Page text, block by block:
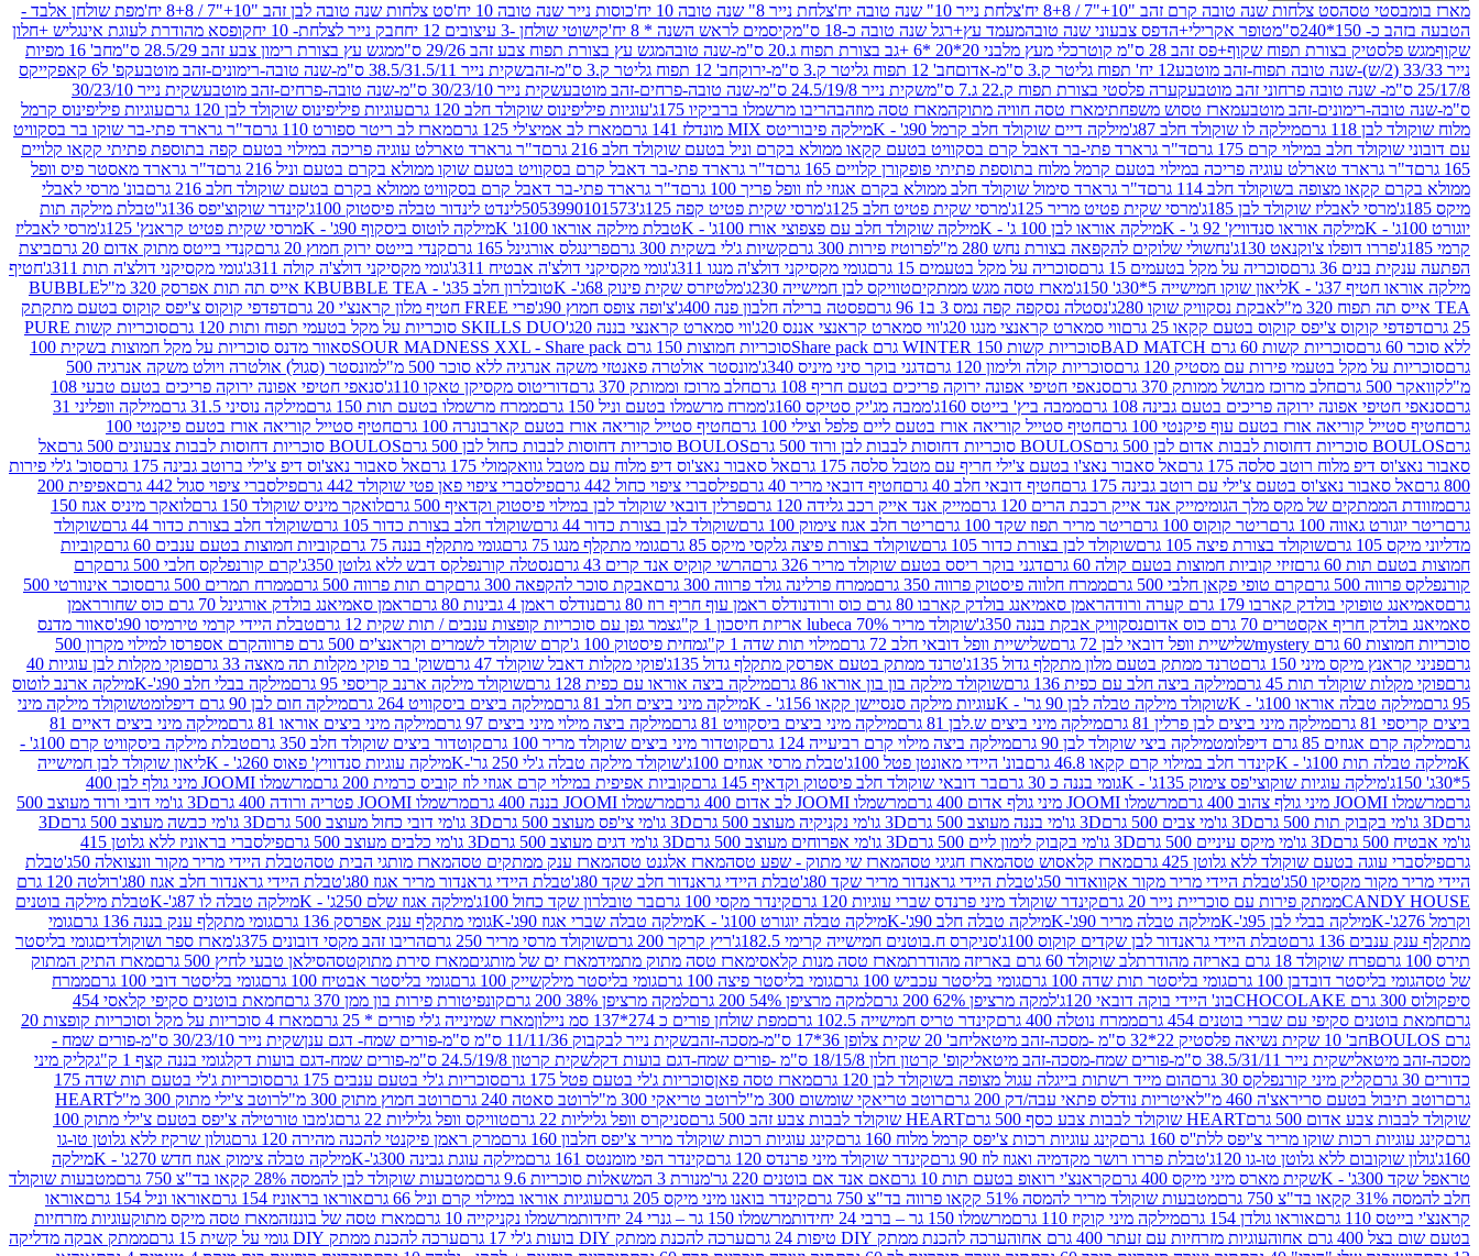
מארז בומבסטי טסהסט צלחות שנה טובה קרם זהב "10+"7 / 8+8 יח' צלחת נייר 10" שנה טובה יח' צלחת נייר 8" שנה טובה 10 יח' כוסות נייר שנה טובה 10 יח' סט צלחות שנה טובה לבן זהב "10+"7 / 8+8 יח'
מפת שולחן אלבד -
הטבעה בזהב כ- 150*240ס"מ
טופר אקרילי+הדפס צבעוני שנה טובהמעמד עץ+רגל שנה טובה כ-18 ס"מ קיסמים לראש השנה * 8 יח' קישוטי שולחן -3 עיצובים 12 יח חבק נייר לצלחת- 10 יח
קופסא מהודרת לעוגת אינגליש +חלון
שקוףמגש פלסטיק בצורת תפוח שקוף+פס זהב 28 ס"מ קוטר כלי מעץ מלבני 20*20 *6 +גב בצורת תפוח ג.20 ס"מ-שנה טובה מגש עץ בצורת תפוח צבע זהב 29/26 ס"מ מגש עץ בצורת רימון צבע זהב 28.5/29 ס"מ
חב' 16 מפיות
נייר 33/33 (2/ש)-שנה טובה תפוח-זהב מוטבע
12 יח' תפוח גליטר ק.3 ס"מ-אדום חב' 12 תפוח גליטר ק.3 ס"מ-ירוק חב' 12 תפוח גליטר ק.3 ס"מ-זהב שקית נייר 38.5/31.5/11 ס"מ-שנה טובה-רימונים-זהב מוטבע
קפ' ל6 קאפקייקס
25/17/8 ס"מ- שנה טובה פרחוני זהב מוטבע
קערה פלסטי בצורת תפוח ק.22 ג.7 ס"מ שקית נייר 24.5/19/8 ס"מ-שנה טובה-פרחים-זהב מוטבע שקית נייר 30/23/10 ס"מ-שנה טובה-פרחים-זהב מוטבע
שקית נייר 30/23/10
ס"מ-שנה טובה-רימונים-זהב מוטבעמארז טסוש משפחתימארז טסה חוויה מתוקהמארז טסה מוזהבהריבו מרשמלו ברביקיו 175ג' עוגיות פיליפינוס שוקולד חלב 120 גרם עוגיות פיליפינוס שוקולד לבן 120 גרם
עוגיות פיליפינוס קרמל
מלוח שוקולד לבן 118 גרם
מילקה לו שוקולד חלב 87ג' מילקה דיים שוקולד חלב קרמל 90ג' - K מילקה פיבוריטס MIX מונדלז 141 גרם מארז לב אמיצ'לי 125 גרם מארז לב ריטר ספורט 110 גרם
ד"ר גרארד פתי-בר שוקו בר בסקוויט
עם דובוני שוקולד חלב במילוי קרם 175 גרם
ד"ר גרארד פתי-בר דאבל קרם בסקוויט בטעם קקאו ממולא בקרם וניל בטעם שוקולד חלב 216 גרם
ד"ר גרארד טארלט עוגיה פריכה במילוי בטעם קפה בתוספת פתיתי קקאו קלויים
165 גרם
ד"ר גרארד טארלט עוגיה פריכה במילוי בטעם קרמל מלוח בתוספת פתיתי פופקורן קלויים 165 גרם ד"ר גרארד פתי-בר דאבל קרם בסקוויט בטעם שוקו ממולא בקרם בטעם וניל 216 גרם
ד"ר גרארד מאסטר פיס וופל
ממולא בקרם קקאו מצופה בשוקולד חלב 114 גרם
ד"ר גרארד סימול שוקולד חלב ממולא בקרם אגוזי לוז וופל פריך 100 גרם ד"ר גרארד פתי-בר דאבל קרם בסקוויט ממולא בקרם בטעם שוקולד חלב 216 גרם
בונ' מרסי לאבלי
מיקס 185ג'
מרסי לאבליז שוקולד לבן 185ג' מרסי שקית פטיט מריר 125ג' מרסי שקית פטיט חלב 125ג' מרסי שקית פטיט קפה 125ג' 5053990101573לינדט לינדור טבלה פיסטוק 100ג' קינדר שוקוצ'יפס 136ג'
'טבלת מילקה תות
יוגורט 100ג' - K
מילקה אוראו סנדוויץ' 92 ג' - K מילקה אוראו לבן 100 ג' - K מילקה שוקולד חלב עם פצפוצי אורז 100ג' - K טבלת מילקה אוראו 100ג' K מילקה לוטוס ביסקוף 90ג' - K מרסי שקית פטיט קראנץ' 125ג'
מרסי לאבליז
קרמי 185ג'
פררו דופלו צ'וקנאט 130ג' נחשולי שלוקים להקפאה בצורת נחש 280 מ"ל פרוטיז פירות 300 גרם קשיות ג'לי בשקית 300 גרם פרינגלס אורגינל 165 גרם קנדי בייטס ירוק חמוץ 20 גרם קנדי בייטס מתוק אדום 20 גרם
ביצת
הפתעה ענקית בנים 36 גרם
סוכריה על מקל בטעמים 15 גרם סוכריה על מקל בטעמים 15 גרם גומי מקסיקני דולצ'ה מנגו 311ג' גומי מקסיקני דולצ'ה אבטיח 311ג' גומי מקסיקני דולצ'ה קולה 311ג' גומי מקסיקני דולצ'ה תות 311ג'
חטיף
מילקה אוראו חטיף 37ג' - K
ליאון שוקו חמישייה 5*30ג' 150ג' מארז טסה מגש ממתקיםטוויקס לבן חמישייה 230ג' מלטיזרס שקית פינוק 68ג'- K טובלרון חלב 35ג' - K BUBBLE TEA אייס תה תות אפרסק 320 מ"ל
BUBBLE
TEA אייס תה תפוח 320 מ"ל
אבקת נסקוויק שוקו 280ג' נסטלה נסקפה קפה נמס 3 ב1 96 גרם פסטה ברילה חלבון פנה 400ג' צ'ופה צופס חמוץ 90ג' פרי FREE חטיף מלון קראנצ'י 20 גרם
דפדפי קוקוס צ'יפס קוקוס בטעם מתקתק
25 גרם
דפדפי קוקוס צ'יפס קוקוס בטעם קקאו 25 גרם ווי סמארט קראנצי מנגו 20ג' ווי סמארט קראנצי אננס 20ג' ווי סמארט קראנצי בננה 20ג' SKILLS DUO סוכריות על מקל בטעמי תפוח ותות 120 גרם
סוכריות קשות PURE
ללא סוכר 60 גרם
סוכריות קשות 60 גרם BAD MATCH סוכריות קשות WINTER 150 גרם Share pack סוכריות חמוצות 150 גרם SOUR MADNESS XXL - Share pack
סאוור מדנס סוכריות על מקל חמוצות בשקית 100
גרםסוכריות על מקל בטעמי פירות עם מסטיק 120 גרם סוכריות קולה ולימון 120 גרם דגני בוקר סיני מיניס 340ג' מונסטר אולטרה פאנטזי משקה אנרגיה ללא סוכר 500 מ"ל
מונסטר (סגול) אולטרה ויולט משקה אנרגיה 500
מ"לקוואקר 500 גרם חלב מרוכז מבושל ממותק 370 גרם סנאפי חטיפי אפונה ירוקה פריכים בטעם חריף 108 גרם חלב מרוכז וממותק 370 גרם דוריטוס מקסיקן טאקו 110ג'
סנאפי חטיפי אפונה ירוקה פריכים בטעם טבעי 108
גרםסנאפי חטיפי אפונה ירוקה פריכים בטעם גבינה 108 גרם ממבה ביץ' בייטס 160ג' ממבה מג'יק סטיקס 160ג' ממרח מרשמלו בטעם וניל 150 גרם ממרח מרשמלו בטעם תות 150 גרם מילקה נוסיני 31.5 גרם
מילקה וופליני 31
גרםחטיף סטייל קוריאה אורז בטעם עוף פיקנטי 100 גרם חטיף סטייל קוריאה אורז בטעם ליים פלפל וצילי 100 גרם חטיף סטייל קוריאה אורז בטעם קארבונרה 100 גרם
חטיף סטייל קוריאה אורז בטעם פיקנטי 100
גרםBOULOS סוכריות דחוסות לבבות אדום לבן 500 גרם BOULOS סוכריות דחוסות לבבות לבן ורוד 500 גרם BOULOS סוכריות דחוסות לבבות כחול לבן 500 גרם BOULOS סוכריות דחוסות לבבות צבעונים 500 גרם
אל
סאבור נאצ'וס דיפ מלוח רוטב סלסה 175 גרם
אל סאבור נאצ'ו בטעם צ'ילי חריף עם מטבל סלסה 175 גרם אל סאבור נאצ'וס דיפ מלוח עם מטבל גוואקמולי 175 גרם אל סאבור נאצ'וס דיפ צ'ילי ברוטב גבינה 175 גרם
סוכ' ג'לי פירות
800 גרם
אל סאבור נאצ'וס בטעם צ'ילי עם רוטב גבינה 175 גרם חטיף דובאי חלב 40 גרם חטיף דובאי מריר 40 גרם פילסברי ציפוי כחול 442 גרם פילסברי ציפוי פאן פטי שוקולד 442 גרם פילסברי ציפוי סגול 442 גרם
אפיפית 200
גרםמזוודת הממתקים של מקס מלך הגומימייק אנד אייק רכבת הרים 120 גרם מייק אנד אייק רכב גלידה 120 גרם פרלין דובאי שוקולד לבן במילוי פיסטוק וקדאיף 500 גרם לואקר מיניס שוקולד 150 גרם
לואקר מיניס אגוז 150
גרםריטר יוגורט גאווה 100 גרם ריטר קוקוס 100 גרם ריטר מריר תפוז שקד 100 גרם ריטר חלב אגוז צימוק 100 גרם שוקולד לבן בצורת כדור 44 גרם שוקולד חלב בצורת כדור 105 גרם שוקולד חלב בצורת כדור 44 גרם
שוקולד
מדליוני מיקס 105 גרם
שוקולד בצורת פיצה 105 גרם שוקולד לבן בצורת כדור 105 גרם שוקולד בצורת פיצה גלקסי מיקס 85 גרם גומי מתקלף מנגו 75 גרם גומי מתקלף בננה 75 גרם קוביות חמוצות בטעם ענבים 60 גרם
קוביות
חמוצות בטעם תות 60 גרם
זיזי קוביות חמוצות בטעם קולה 60 גרם דגני בוקר ריסס בטעם שוקולד מריר 326 גרם הרשי קוקיס אנד קרים 43 גרם נסטלה קורנפלקס דבש ללא גלוטן 350ג' קרם קורנפלקס חלבי 500 גרם
קרם
קורנפלקס פרווה 500 גרם
קרם טופי פקאן חלבי 500 גרם ממרח חלווה פיסטוק פרווה 350 גרם ממרח פרלינה גולד פרווה 300 גרם אבקת סוכר להקפאה 300 גרם קרם תות פרווה 500 גרם ממרח תמרים 500 גרם
סוכר אינוורטי 500
גרםסאמיאנג טופוקי בולדק קארבו 179 גרם קערה ורודה ראמן סאמיאנג בולדק קארבו 80 גרם כוס ורוד נודלס ראמן עוף חריף רוז 80 גרם נודלס ראמן 4 גבינות 80 גרם ראמן סאמיאנג בולדק אורגינל 70 גרם כוס שחור
ראמן
סאמיאנג בולדק חריף אקסטרים 70 גרם כוס אדום
נסקוויק אבקת בננה 350ג' שוקולד מריר 70% lubeca אריזת חיסכון 1 ק"ג צמר גפן עם סוכריות קופצות ענבים / תות שקית 12 גרם טבלת היידי קרמי טירמיסו 90ג'
סאוור מדנס
סוכריות חמוצות 60 גרם mystery
שלישיית וופל דובאי לבן 72 גרם שלישיית וופל דובאי חלב 72 גרם מילוי תות שדה 1 ק"ג מחית פיסטוק 100 ג' קרם שוקולד לשמרים וקראנצ'ים 500 גרם פרווה
קרם אספרסו למילוי מקרון 500
גרםפניני קראנץ מיקס מיני 150 גרם טרנד ממתק בטעם מלון מתקלף גדול 135ג' טרנד ממתק בטעם אפרסק מתקלף גדול 135ג' פוקי מקלות דאבל שוקולד 47 גרם שוק' בר פוקי מקלות תה מאצה 33 גרם
פוקי מקלות לבן עוגיות 40
גרםפוקי מקלות שוקולד תות 45 גרם מילקה ביצה חלב עם כפית 136 גרם שוקולד מילקה בון בון אוראו 86 גרם מילקה ביצה אוראו עם כפית 128 גרם שוקולד מילקה ארנב קריספי 95 גרם מילקה בבלי חלב 90ג'-K
מילקה ארנב לוטוס
95 גרם
מילקה טבלה אוראו 100ג' - K שוקולד מילקה טבלה לבן 90 גר' - K עוגיות מילקה סנסיישן קקאו 156ג' - K מילקה מיני ביצים חלב 81 גרם מילקה ביצים ביסקוויט 264 גרם מילקה חום לבן 90 גרם דיפלומט
שוקולד מילקה מיני
ביצים קריספי 81 גרם
מילקה מיני ביצים לבן פרלין 81 גרם מילקה מיני ביצים ש.לבן 81 גרם מילקה מיני ביצים ביסקוויט 81 גרם מילקה ביצה מילוי מיני ביצים 97 גרם מילקה מיני ביצים אוראו 81 גרם
מילקה מיני ביצים דאיים 81
גרםמילקה קרם אגוזים 85 גרם דיפלומט מילקה ביצי שוקולד לבן 90 גרם מילקה ביצה מילוי קרם רביעייה 124 גרם קוטדור מיני ביצים שוקולד מריר 100 גרם קוטדור ביצים שוקולד חלב 350 גרם
טבלת מילקה ביסקוויט קרם 100ג' -
Kמילקה טבלה תות 100ג' - K קינדר חלב במילוי קרם קקאו 46.8 גרם בונ' היידי מאונטן פטל 100ג' טבלת מרסי אגוזים 100ג' שוקולד מילקה טבלה ג'לי 250 גר'-K מילקה עוגיות סנדוויץ' פאוס 260ג' - K
ליאון שוקולד לבן חמישייה
5*30ג' 150ג'
מילקה עוגיות שוקוצי'פס צימוק 135ג' - K גומי בננה כ 30 גרם בר דובאי שוקולד חלב פיסטוק וקדאיף 145 גרם קוביות אפיפית במילוי קרם אגוזי לוז קוביס כרמית 200 גרם
מרשמלו JOOMI מיני גולף לבן 400
גרםמרשמלו JOOMI מיני גולף צהוב 400 גרם מרשמלו JOOMI מיני גולף אדום 400 גרם מרשמלו JOOMI לב אדום 400 גרם מרשמלו JOOMI בננה 400 גרם מרשמלו JOOMI פטריה ורודה 400 גרם
3D גו'מי דובי ורוד מעוצב 500
גרם3D גו'מי בקבוק תות 500 גרם 3D גו'מי צבים 500 גרם 3D גו'מי בננה מעוצב 500 גרם 3D גו'מי נקניקיה מעוצב 500 גרם 3D גו'מי צי'פס מעוצב 500 גרם 3D גו'מי דובי כחול מעוצב 500 גרם 3D גו'מי כבשה מעוצב 500 גרם
3D
גו'מי אבטיח 500 גרם
3D גו'מי מיקס עיניים 500 גרם 3D גו'מי בקבוק לימון ליים 500 גרם 3D גו'מי אפרוחים מעוצב 500 גרם 3D גו'מי דגים מעוצב 500 גרם 3D גו'מי כלבים מעוצב 500 גרם
פילסברי בראוניז ללא גלוטן 415
גרםפילסברי עוגה בטעם שוקולד ללא גלוטן 425 גרם מארז קלאסוש טסהמארז חגיגי טסהמארז שי מתוק - שפע טסהמארז אלגנט טסהמארז ענק ממתקים טסהמארז מותגי הבית טסהטבלת היידי מריר מקור וונצואלה 50ג'
טבלת
היידי מריר מקור מקסיקו 50ג'
טבלת היידי מריר מקור אקוואדור 50ג' טבלת היידי גראנדור מריר שקד 80ג' טבלת היידי גראנדור חלב שקד 80ג' טבלת היידי גראנדור מריר אגוז 80ג' טבלת היידי גראנדור חלב אגוז 80ג'
רולטה 120 גרם
CANDY HOUSEממתק פירות עם סוכריית נייר 20 גרם קינדר שוקולד מיני פרנדס שברי עוגיות 120 גרם קינדר מקסי 100 גרם בר טובלרון שקד כחול 100ג' מילקה אגוז שלם 250ג' - K מילקה טבלה לו 87ג'-K
טבלת מילקה בוטנים
וקרמל 276ג'-K
מילקה בבלי לבן 95ג'-K מילקה טבלה מריר 90ג'-K מילקה טבלה חלב 90ג'-K מילקה טבלה יוגורט 100ג' - K מילקה טבלה שברי אגוז 90ג'-K גומי מתקלף ענק אפרסק 136 גרם גומי מתקלף ענק בננה 136 גרם
גומי
מתקלף ענק ענבים 136 גרם
טבלת היידי גראנדור לבן שקדים קוקוס 100ג' סניקרס ח.בוטנים חמישייה קרימי 182.5ג' ריץ קרקר 200 גרם שוקולד מרסי מריר 250 גרם הריבו זהב מקסי דובונים 375ג' מארז ספר ושוקולדיםגומי בליסטר
תירס 100 גרם
פרח שוקולד 18 גרם באריזה מהודרת לב שוקולד 60 גרם באריזה מהודרת מארז טסה מנות קלאסימארז טסה מתוק מתמידמארז ים של מותגיםמארז סירת מתוקטסהסילאן טבעי לחיץ 500 גרם
מארז התיק המתוק
של טסהגומי בליסטר דובדבן 100 גרם גומי בליסטר תות שדה 100 גרם גומי בליסטר עכביש 100 גרם גומי בליסטר פיצה 100 גרם גומי בליסטר מילקשייק 100 גרם גומי בליסטר אבטיח 100 גרם גומי בליסטר דובי 100 גרם
ממרח
סיפקולוס 300 גרם CHOCOLAKE
בונ' היידי בוקה דובאי 120ג' למקה מרציפן 62% 200 גרם למקה מרציפן 54% 200 גרם למקה מרציפן 38% 200 גרם קונפיטורת פירות בון ממן 370 גרם
חמאת בוטנים סקיפי קלאסי 454
גרםחמאת בוטנים סקיפי עם שברי בוטנים 454 גרם ממרח נוטלה 400 גרם קינדר טריס חמישייה 102.5 גרם מפת שולחן פורים כ 274*137 סמ ניילון מארז שמינייה ג'לי פורים * 25 גרם
מארז 4 סוכריות על מקל וסוכריות קופצות 20
גרם BOULOS
חב' 10 שקית נשיאה פלסטיק 22*32 ס"מ -מסכה-זהב מיטאלי חב' 20 שקית צלופן 36*17 ס"מ-מסכה-זהב שקית נייר לבקבוק 11/11/36 ס"מ ס"מ-פורים שמח- דגם ענן
שקית נייר 30/23/10 ס"מ-פורים שמח -
מסכה-זהב מיטאלישקית נייר 38.5/31/11 ס"מ-פורים שמח-מסכה-זהב מיטאלי קופ' קרטון חלון 18/15/8 ס"מ -פורים שמח-דגם בועות דקל שקית קרטון 24.5/19/8 ס"מ-פורים שמח-דגם בועות דקל גומי בננה קצף 1 ק"ג
קליק מיני
כדורים 30 גרם
קליק מיני קורנפלקס 30 גרם הום מייד רשתות בייגלה עגול מצופה בשוקולד לבן 120 גרם מארז טסה פאןסוכריות ג'לי בטעם פטל 175 גרם סוכריות ג'לי בטעם ענבים 175 גרם
סוכריות ג'לי בטעם תות שדה 175
גרםרוטב תיבול בטעם סריראצ'ה 460 מ"ל איטריות נודלס פתאי עבה/דק 200 גרם רוטב טריאקי שומשום 300 מ"ל רוטב טריאקי 300 מ"ל רוטב סאטה 240 גרם רוטב חמוץ מתוק 300 מ"ל רוטב צ'ילי מתוק 300 מ"ל
HEART
שוקולד לבבות צבע אדום 500 גרם
HEART שוקולד לבבות צבע כסף 500 גרם HEART שוקולד לבבות צבע זהב 500 גרם סניקרס וופל גליליות 22 גרם טוויקס וופל גליליות 22 גרם
ג'מבו טורטילה צ'יפס בטעם צ'ילי מתוק 100
גרםקינג עוגיות רכות שוקו מריר צ'יפס ללת''ס 160 גרם קינג עוגיות רכות צ'יפס קרמל מלוח 160 גרם קינג עוגיות רכות שוקולד מריר צ'יפס חלבון 160 גרם מרק ראמן פיקנטי להכנה מהירה 120 גרם
גולון שרקיז ללא גלוטן טו-גו
160ג' גולון שוקובום ללא גלוטן טו-גו 120ג' טבלת פררו רושר מקדמיה ואגוז לוז 90 גרם קינדר שוקולד מיני פרנדס 120 גרם קינדר הפי מומנטס 161 גרם מילקה עוגת גבינה 300ג'-K מילקה טבלה צימוק אגוז חדש 270ג' - K
מילקה
טראפל שקד 300ג' - K
שקית מארס מיני מיקס 400 גרם קראנצ'י רואופ בטעם תות 10 גרם אם אנד אם בוטנים 220 גר' מנורת 3 המשאלות סוכריות 9.6 גרם מטבעות שוקולד לבן להמסה 28% קקאו בד"צ 750 גרם
מטבעות שוקולד
חלב להמסה 31% קקאו בד"צ 750 גרם
מטבעות שוקולד מריר להמסה 51% קקאו פרווה בד"צ 750 גרם קינדר בואנו מיני מיקס 205 גרם עוגיות אוראו במילוי קרם וניל 66 גרם אוראו בראוניז 154 גרם אוראו וניל 154 גרם
אוראו
קראנצ'י בייטס 110 גרם
אוראו גולדן 154 גרם מילקה מיני קוקיז 110 גרם מרשמלו 150 גר – ברבי 24 יחידות מרשמלו 150 גר – גנרי 24 יחידות מרשמלו נקניקייה 10 גרם מארז טסה של בוננזהמארז טסה מיקס מתוקעוגיות מזרחיות
בטעם שום בצל 400 גרם אחוה
עוגיות מזרחיות עם זעתר 400 גרם אחוה ערכה להכנת ממתק DIY טיפות 24 גרם ערכה להכנת ממתק DIY בועות ג'לי 17 גרם ערכה להכנת ממתק DIY גומי על קשית 15 גרם
ממתק אבקה מדליקה